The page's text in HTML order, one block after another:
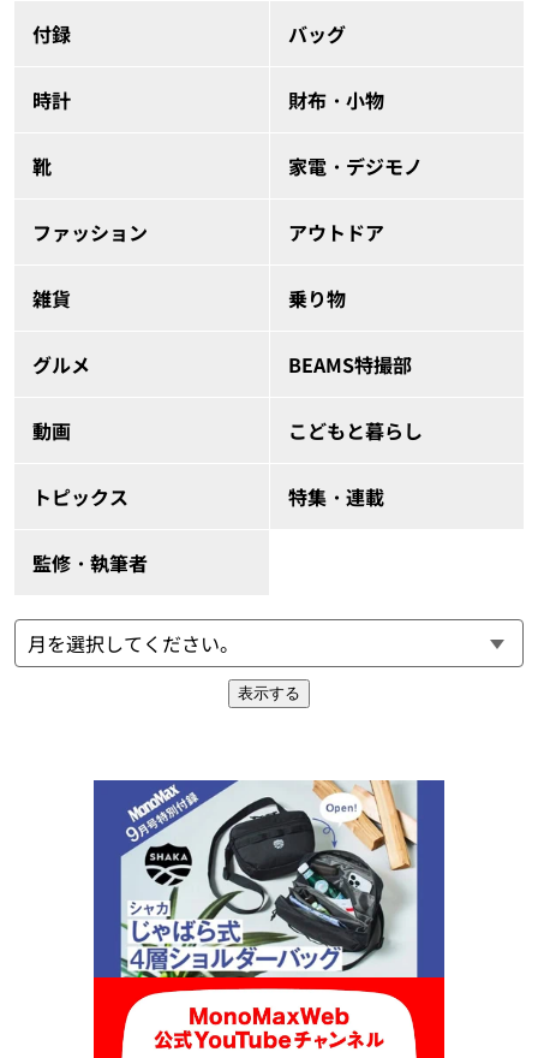
付録 バッグ
時計 財布・小物
靴 家電・デジモノ
ファッション アウトドア
雑貨 乗り物
グルメ BEAMS特撮部
動画 こどもと暮らし
トピックス 特集・連載
監修・執筆者
表示する